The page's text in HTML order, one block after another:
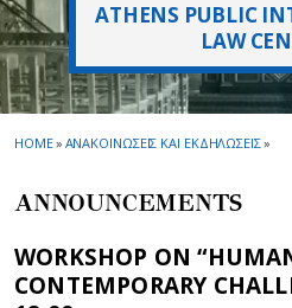
ATHENS PUBLIC
LAW
HOME» ΑΝΑΚΟΙΝΩΣΕΙΣ ΚΑΙ ΕΚΔΗΛΩΣΕΙΣ»
ANNOUNCEMENTS
WORKSHOP ON
CONTEMPORARY